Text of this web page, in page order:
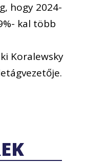
hogy 2024-
kal több
Koralewsky